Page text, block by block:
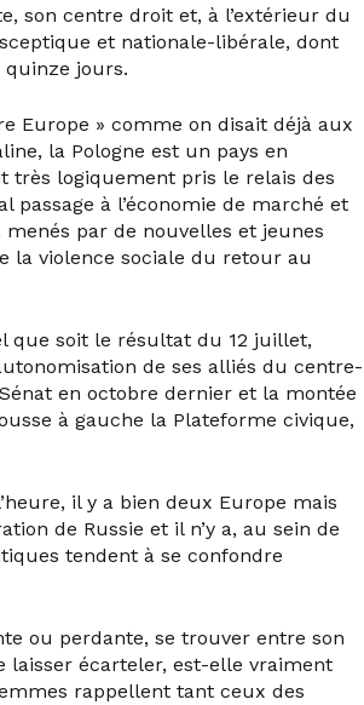
son centre droit et, à l’extérieur du
et nationale-libérale, dont
jours.
Europe » comme on disait déjà aux
la Pologne est un pays en
très logiquement pris le relais des
à l’économie de marché et
par de nouvelles et jeunes
la violence sociale du retour au
que soit le résultat du 12 juillet,
de ses alliés du centre-
en octobre dernier et la montée
à gauche la Plateforme civique,
il y a bien deux Europe mais
de Russie et il n’y a, au sein de
tendent à se confondre
ou perdante, se trouver entre son
laisser écarteler, est-elle vraiment
rappellent tant ceux des